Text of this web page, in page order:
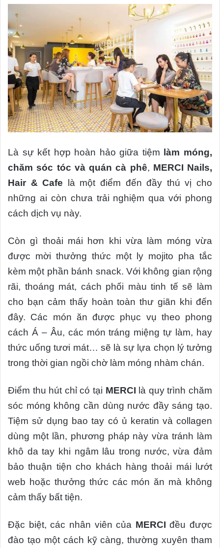
Là sự kết hợp hoàn hảo giữa tiệm
làm móng,
chăm sóc tóc và quán cà phê, MERCI Nails,
Hair & Cafe là một điểm đến đầy thú vị cho
những ai còn chưa trải nghiệm qua với phong
cách dịch vụ này.
Còn gì thoải mái hơn khi vừa làm móng vừa
được mời thưởng thức một ly mojito pha tắc
kèm một phần bánh snack. Với không gian rộng
rãi, thoáng mát, cách phối màu tinh tế sẽ làm
cho bạn cảm thấy hoàn toàn thư giãn khi đến
đây. Các món ăn được phục vụ theo phong
cách Á – Âu, các món tráng miệng tự làm, hay
thức uống tươi mát… sẽ là sự lựa chọn lý tưởng
trong thời gian ngồi chờ làm móng nhàm chán.
Điểm thu hút chỉ có tại MERCI là quy trình chăm
sóc móng không cần dùng nước đầy sáng tạo.
Tiệm sử dụng bao tay có ủ keratin và collagen
dùng một lần, phương pháp này vừa tránh làm
khô da tay khi ngâm lâu trong nước, vừa đảm
bảo thuận tiện cho khách hàng thoải mái lướt
web hoặc thưởng thức các món ăn mà không
cảm thấy bất tiện.
Đặc biệt, các nhân viên của MERCI đều được
đào tạo một cách kỹ càng, thường xuyên tham